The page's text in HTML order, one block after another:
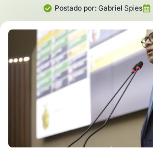
Postado por:Gabriel Spies